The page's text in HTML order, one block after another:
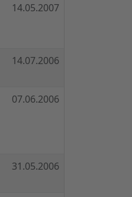
14.05.2007
14.07.2006
07.06.2006
31.05.2006